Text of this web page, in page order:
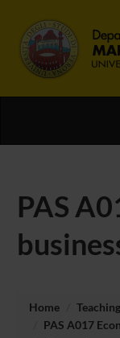
PAS
Home Teaching
PAS A017